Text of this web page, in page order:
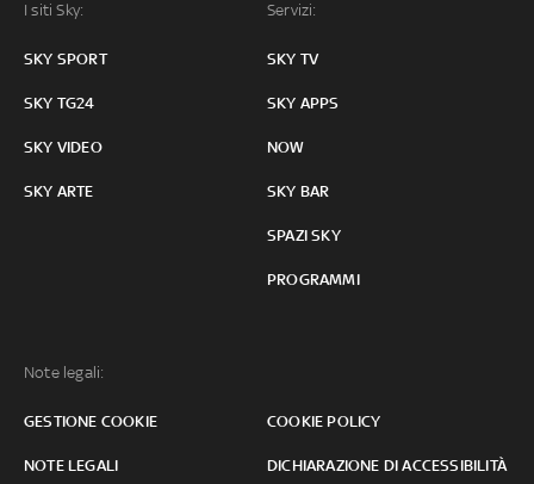
I siti Sky:
SKY SPORT
SKY TG24
SKY VIDEO
SKY ARTE
Servizi:
SKY TV
SKY APPS
NOW
SKY BAR
SPAZI SKY
PROGRAMMI
Note legali:
GESTIONE COOKIE COOKIE POLICY
NOTE LEGALI DICHIARAZIONE DI ACCESSIBILITÀ